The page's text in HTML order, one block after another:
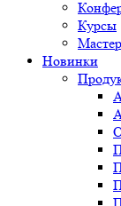
Курсы
Новинки